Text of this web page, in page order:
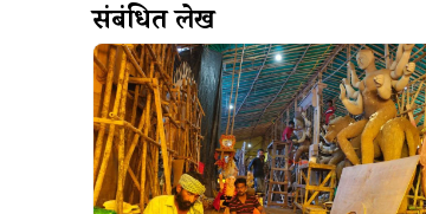
संबंधित लेख